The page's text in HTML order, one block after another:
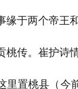
缘于两个帝王
桃传。崔护诗
里置桃县（今